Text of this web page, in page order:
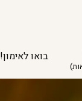
בואו לאימון!